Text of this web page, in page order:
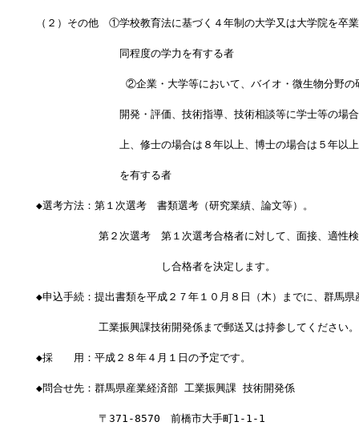
（２）その他　①学校教育法に基づく４年制の大学又は大学院を卒
同程度の学力を有する者
②企業・大学等において、バイオ・微生物分野の
開発・評価、技術指導、技術相談等に学士等の場合
上、修士の場合は８年以上、博士の場合は５年以上
を有する者
◆選考方法：第１次選考　書類選考（研究業績、論文等）。
第２次選考　第１次選考合格者に対して、面接、適性検
し合格者を決定します。
◆申込手続：提出書類を平成２７年１０月８日（木）までに、群馬県
工業振興課技術開発係まで郵送又は持参してください。
◆採　　用：平成２８年４月１日の予定です。
◆問合せ先：群馬県産業経済部 工業振興課 技術開発係
〒371-8570　前橋市大手町1-1-1